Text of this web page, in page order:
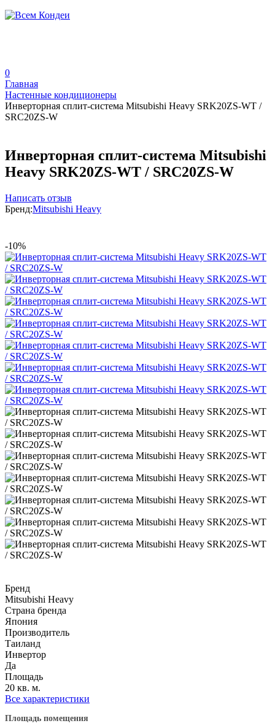
0
Главная
Настенные кондиционеры
Инверторная сплит-система Mitsubishi Heavy SRK20ZS-WT /
SRC20ZS-W
Инверторная сплит-система Mitsubishi
Heavy SRK20ZS-WT / SRC20ZS-W
Написать отзыв
Бренд:Mitsubishi Heavy
-10%
Бренд
Mitsubishi Heavy
Страна бренда
Япония
Производитель
Таиланд
Инвертор
Да
Площадь
20 кв. м.
Все характеристики
Площадь помещения